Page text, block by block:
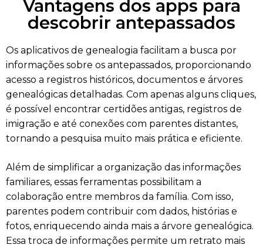
Vantagens dos apps para
descobrir antepassados
Os aplicativos de genealogia facilitam a busca por
informações sobre os antepassados, proporcionando
acesso a registros históricos, documentos e árvores
genealógicas detalhadas. Com apenas alguns cliques,
é possível encontrar certidões antigas, registros de
imigração e até conexões com parentes distantes,
tornando a pesquisa muito mais prática e eficiente.
Além de simplificar a organização das informações
familiares, essas ferramentas possibilitam a
colaboração entre membros da família. Com isso,
parentes podem contribuir com dados, histórias e
fotos, enriquecendo ainda mais a árvore genealógica.
Essa troca de informações permite um retrato mais